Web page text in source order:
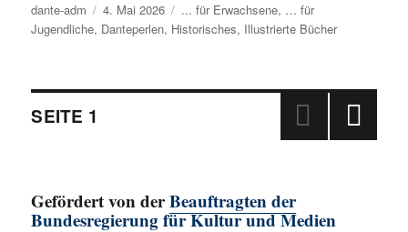
Autor
dante-adm
Veröffentlicht
am
4. Mai 2026 Kategorien
... für Erwachsene, … für
Jugendliche, Danteperlen, Historisches, Illustrierte Bücher
Beitragsnavigation
SEITE 1
Gefördert von derBeauftragten der
Bundesregierung für Kultur und Medien